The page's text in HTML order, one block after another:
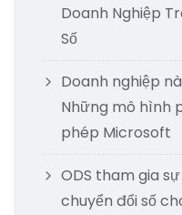
Doanh Nghiệp
Số
Doanh nghiệp
Những mô hình
phép Microsoft
ODS tham gia
chuyển đổi số